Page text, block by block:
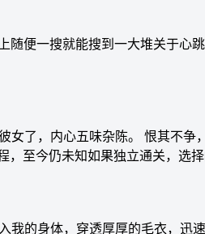
随便一搜就能搜到一大堆关于心
彼女了，内心五味杂陈。 恨其不
至今仍未知如果独立通关，选
我的身体，穿透厚厚的毛衣，迅